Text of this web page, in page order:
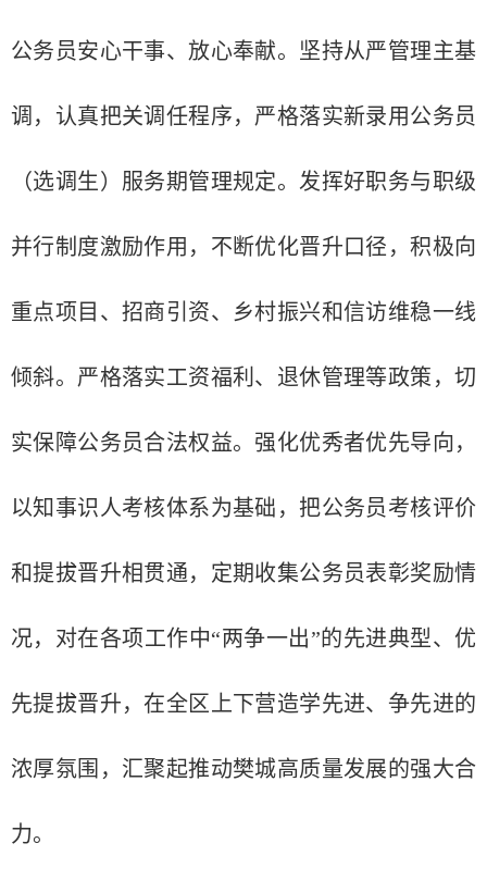
公务员安心干事、放心奉献。坚持从严管理主基
调，认真把关调任程序，严格落实新录用公务员
（选调生）服务期管理规定。发挥好职务与职级
并行制度激励作用，不断优化晋升口径，积极向
重点项目、招商引资、乡村振兴和信访维稳一线
倾斜。严格落实工资福利、退休管理等政策，切
实保障公务员合法权益。强化优秀者优先导向，
以知事识人考核体系为基础，把公务员考核评价
和提拔晋升相贯通，定期收集公务员表彰奖励情
况，对在各项工作中“两争一出”的先进典型、优
先提拔晋升，在全区上下营造学先进、争先进的
浓厚氛围，汇聚起推动樊城高质量发展的强大合
力。